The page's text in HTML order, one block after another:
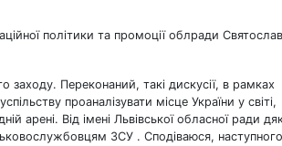
політики та промоції облради Святослав
Переконаний, такі дискусії, в рамках
проаналізувати місце України у світі,
арені. Від імені Львівської обласної ради
ЗСУ . Сподіваюся, наступного